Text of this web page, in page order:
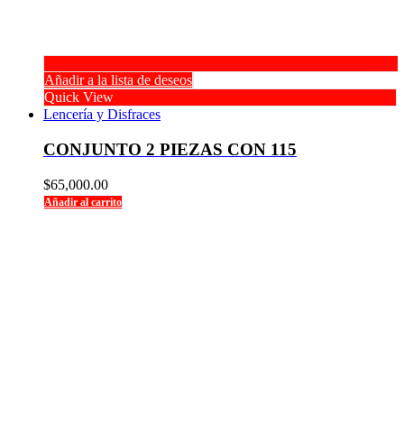
Añadir a la lista de deseos
Quick View
Lencería y Disfraces
CONJUNTO 2 PIEZAS CON 115
$65,000.00
Añadir al carrito